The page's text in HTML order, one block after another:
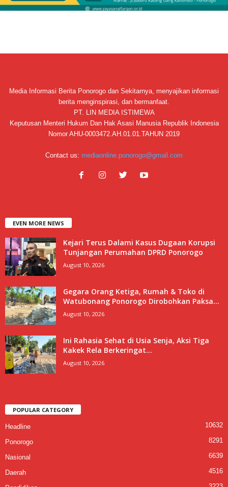
Media Informasi Berita Ponorogo dan Sekitarnya, menyajikan informasi
berita menginspirasi, dan bermanfaat.
PT. LIN MEDIA ISTIMEWA
Keputusan Menteri Hukum Dan Hak Asasi Manusia Republik Indonesia
Nomor AHU-0003472.AH.01.01.TAHUN 2019
Contact us: mediaonline.ponorogo@gmail.com
EVEN MORE NEWS
Kejari Terus Dalami Kasus Dugaan Korupsi
Tunjangan Perumahan DPRD Ponorogo
August 10, 2026
Gegara Orang Ketiga, Rumah & Toko di
Watubonang Ponorogo Dirobohkan Paksa...
August 10, 2026
Ini Rahasia Sehat di Usia Senja, Aksi Tiga
Kakek Rela Berkeringat...
August 10, 2026
POPULAR CATEGORY
Headline 10632
Ponorogo 8291
Nasional 6639
Daerah 4516